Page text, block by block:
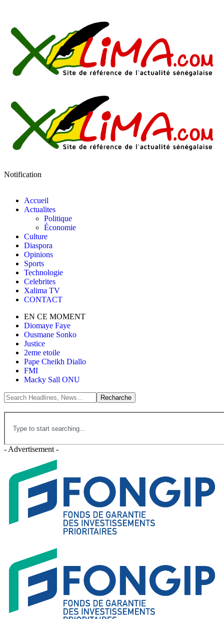
Notification
Accueil
Actualites
Politique
Économie
Culture
Diaspora
Opinions
Sports
Technologie
Celebrites
Xalima TV
CONTACT
EN CE MOMENT
Diomaye Faye
Ousmane Sonko
Justice
2eme etoile
Pape Cheikh Diallo
FMI
Macky Sall ONU
- Advertisement -